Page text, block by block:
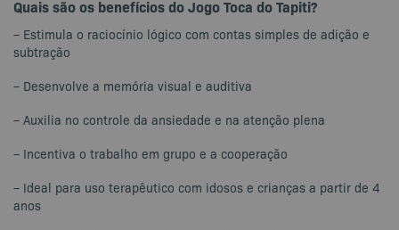
Quais são os benefícios do Jogo Toca do Tapiti?
– Estimula o raciocínio lógico com contas simples de adição e
subtração
– Desenvolve a memória visual e auditiva
– Auxilia no controle da ansiedade e na atenção plena
– Incentiva o trabalho em grupo e a cooperação
– Ideal para uso terapêutico com idosos e crianças a partir de 4
anos